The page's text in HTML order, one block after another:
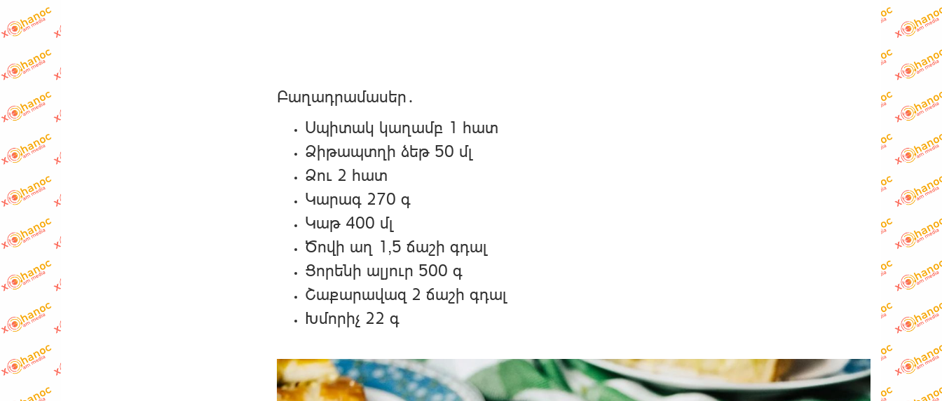
Բաղադրամասեր․
Սպիտակ կաղամբ 1 հատ
Ձիթապտղի ձեթ 50 մլ
Ձու 2 հատ
Կարագ 270 գ
Կաթ 400 մլ
Ծովի աղ 1,5 ճաշի գդալ
Ցորենի ալյուր 500 գ
Շաքարավազ 2 ճաշի գդալ
Խմորիչ 22 գ